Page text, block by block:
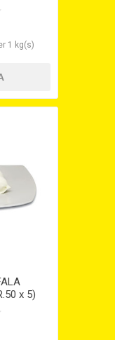
1 kg(s)
x 5)